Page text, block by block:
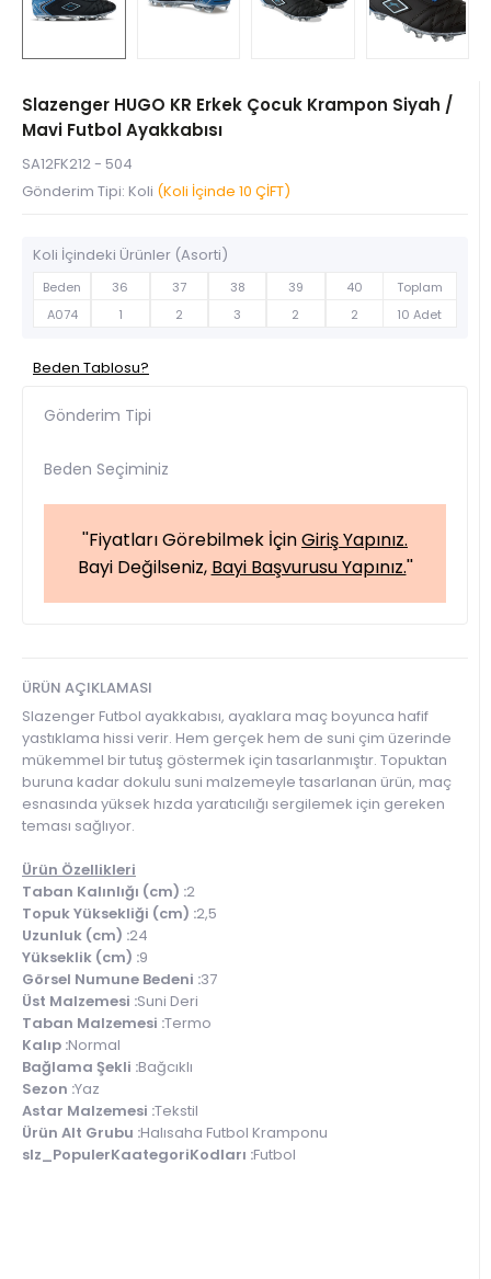
Slazenger HUGO KR Erkek Çocuk Krampon Siyah /
Mavi Futbol Ayakkabısı
SA12FK212 - 504
Gönderim Tipi: Koli (Koli İçinde 10 ÇİFT)
Koli İçindeki Ürünler (Asorti)
Beden 36 37 38 39 40
Toplam
A074
1 2 3 2 2 10 Adet
Beden Tablosu?
Gönderim Tipi
Beden Seçiminiz
''Fiyatları Görebilmek İçinGiriş Yapınız.
Bayi Değilseniz, Bayi Başvurusu Yapınız.''
ÜRÜN AÇIKLAMASI
Slazenger Futbol ayakkabısı, ayaklara maç boyunca hafif
yastıklama hissi verir. Hem gerçek hem de suni çim üzerinde
mükemmel bir tutuş göstermek için tasarlanmıştır. Topuktan
buruna kadar dokulu suni malzemeyle tasarlanan ürün, maç
esnasında yüksek hızda yaratıcılığı sergilemek için gereken
teması sağlıyor.
Ürün Özellikleri
Taban Kalınlığı (cm) :2
Topuk Yüksekliği (cm) :2,5
Uzunluk (cm) :24
Yükseklik (cm) :9
Görsel Numune Bedeni :37
Üst Malzemesi :Suni Deri
Taban Malzemesi :Termo
Kalıp :Normal
Bağlama Şekli :Bağcıklı
Sezon :Yaz
Astar Malzemesi :Tekstil
Ürün Alt Grubu :Halısaha Futbol Kramponu
slz_PopulerKaategoriKodları :Futbol